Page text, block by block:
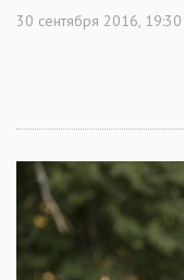
30 сентября 2016, 19:30